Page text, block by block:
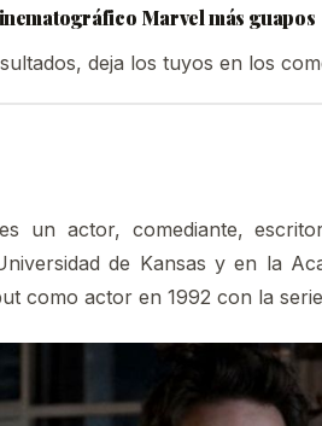
Marvel más guapos
deja los tuyos en los
un actor, comediante,
de Kansas y en la
como actor en 1992 con la